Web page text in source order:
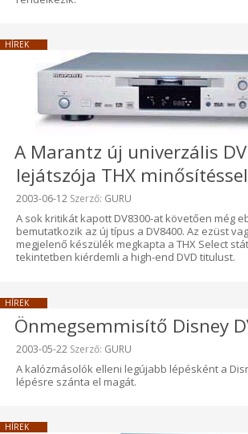
HÍREK
A Marantz új univerzális
lejátszója THX
Beküldve:
2003-06-12 Szerző: GURU
A sok kritikát kapott DV8300-at követően még
bemutatkozik az új típus a DV8400. Az ezüst
megjelenő készülék megkapta a THX Select
tekintetben kiérdemli a high-end DVD titulust.
HÍREK
Önmegsemmisítő Disney
Beküldve:
2003-05-22 Szerző: GURU
A kalózmásolók elleni legújabb lépésként a
lépésre szánta el magát.
HÍREK